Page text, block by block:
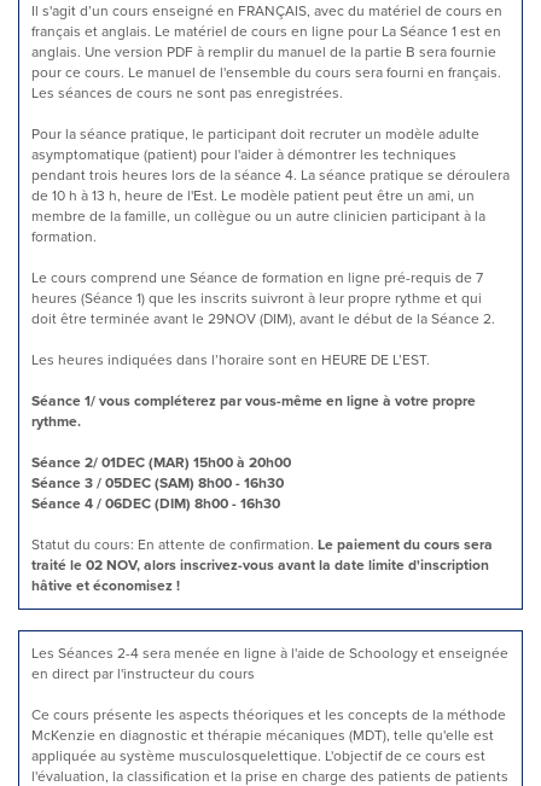
Il s'agit d’un cours enseigné en FRANÇAIS, avec du matériel de cours en
français et anglais. Le matériel de cours en ligne pour La Séance 1 est en
anglais. Une version PDF à remplir du manuel de la partie B sera fournie
pour ce cours. Le manuel de l'ensemble du cours sera fourni en français.
Les séances de cours ne sont pas enregistrées.
Pour la séance pratique, le participant doit recruter un modèle adulte
asymptomatique (patient) pour l'aider à démontrer les techniques
pendant trois heures lors de la séance 4. La séance pratique se déroulera
de 10 h à 13 h, heure de l'Est. Le modèle patient peut être un ami, un
membre de la famille, un collègue ou un autre clinicien participant à la
formation.
Le cours comprend une Séance de formation en ligne pré-requis de 7
heures (Séance 1) que les inscrits suivront à leur propre rythme et qui
doit être terminée avant le 29NOV (DIM), avant le début de la Séance 2.
Les heures indiquées dans l’horaire sont en HEURE DE L’EST.
Séance 1/ vous compléterez par vous-même en ligne à votre propre
rythme.
Séance 2/ 01DEC (MAR) 15h00 à 20h00
Séance 3 / 05DEC (SAM) 8h00 - 16h30
Séance 4 / 06DEC (DIM) 8h00 - 16h30
Statut du cours: En attente de confirmation. Le paiement du cours sera
traité le 02 NOV, alors inscrivez-vous avant la date limite d'inscription
hâtive et économisez !
Les Séances 2-4 sera menée en ligne à l'aide de Schoology et enseignée
en direct par l'instructeur du cours
Ce cours présente les aspects théoriques et les concepts de la méthode
McKenzie en diagnostic et thérapie mécaniques (MDT), telle qu'elle est
appliquée au système musculosquelettique. L'objectif de ce cours est
l'évaluation, la classification et la prise en charge des patients de patients